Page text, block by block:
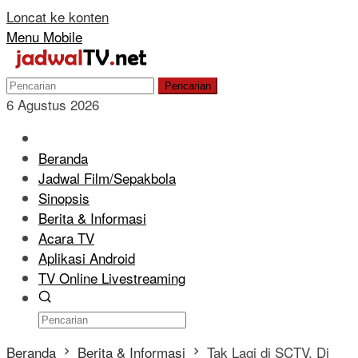
Loncat ke konten
Menu Mobile
Pencarian
6 Agustus 2026
Beranda
Jadwal Film/Sepakbola
Sinopsis
Berita & Informasi
Acara TV
Aplikasi Android
TV Online Livestreaming
Beranda Berita & Informasi Tak Lagi di SCTV, Di